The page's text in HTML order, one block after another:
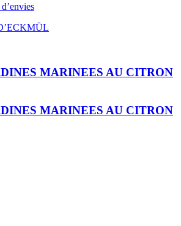
MARINEES AU CITRON
MARINEES AU CITRON